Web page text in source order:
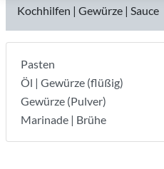
Kochhilfen | Gewürze | Sauce
Pasten
Öl | Gewürze (flüßig)
Gewürze (Pulver)
Marinade | Brühe